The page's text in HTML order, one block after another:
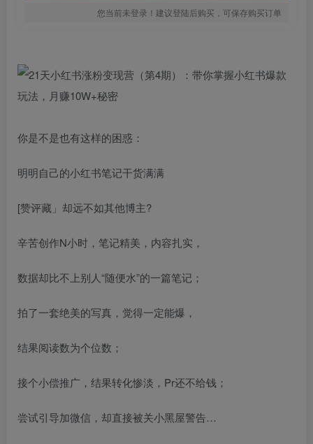
您当前未登录！建议登陆后购买，可保存购买订单
你是不是也有这样的困惑：
明明自己的小红书笔记干货满满
[赞评藏」却远不如其他博主?
辛苦创作N小时，笔记精美，内容扎实，
数据却比不上别人“随便水”的一篇笔记；
拍了一套绝美的写真，觉得一定能爆，
结果阅读数为个位数；
接个小偿推广，结果转化惨淡，Pr还不给钱；
尝试引导加微信，却直接被关小黑屋警告…